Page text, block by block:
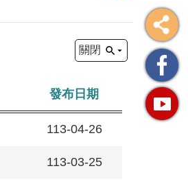
關閉
發布日期
113-04-26
113-03-25